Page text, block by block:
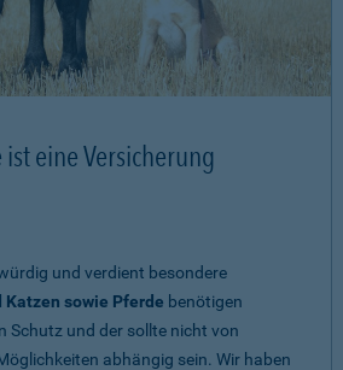
ist eine Versicherung
und verdient besondere
Katzen sowie Pferde benötigen
Schutz und der sollte nicht von
abhängig sein. Wir haben